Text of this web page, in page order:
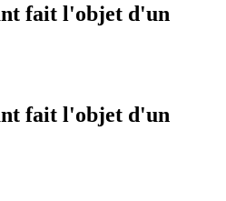
fait l'objet d'un
fait l'objet d'un